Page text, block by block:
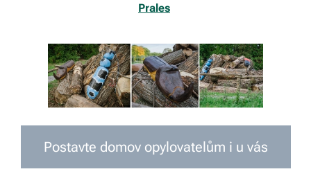
Prales
Postavte domov opylovatelům i u vás